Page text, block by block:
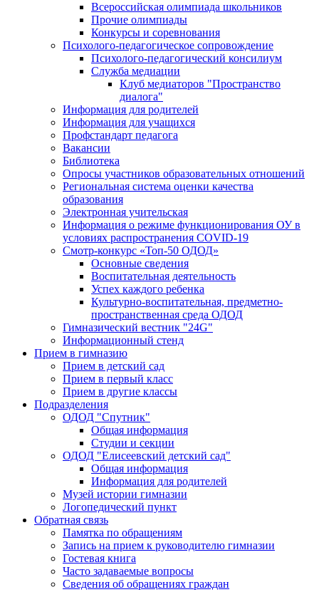
Всероссийская олимпиада школьников
Прочие олимпиады
Конкурсы и соревнования
Психолого-педагогическое сопровождение
Психолого-педагогический консилиум
Служба медиации
Клуб медиаторов "Пространство
диалога"
Информация для родителей
Информация для учащихся
Профстандарт педагога
Вакансии
Библиотека
Опросы участников образовательных отношений
Региональная система оценки качества
образования
Электронная учительская
Информация о режиме функционирования ОУ в
условиях распространения COVID-19
Смотр-конкурс «Топ-50 ОДОД»
Основные сведения
Воспитательная деятельность
Успех каждого ребенка
Культурно-воспитательная, предметно-
пространственная среда ОДОД
Гимназический вестник "24G"
Информационный стенд
Прием в гимназию
Прием в детский сад
Прием в первый класс
Прием в другие классы
Подразделения
ОДОД "Спутник"
Общая информация
Студии и секции
ОДОД "Елисеевский детский сад"
Общая информация
Информация для родителей
Музей истории гимназии
Логопедический пункт
Обратная связь
Памятка по обращениям
Запись на прием к руководителю гимназии
Гостевая книга
Часто задаваемые вопросы
Сведения об обращениях граждан